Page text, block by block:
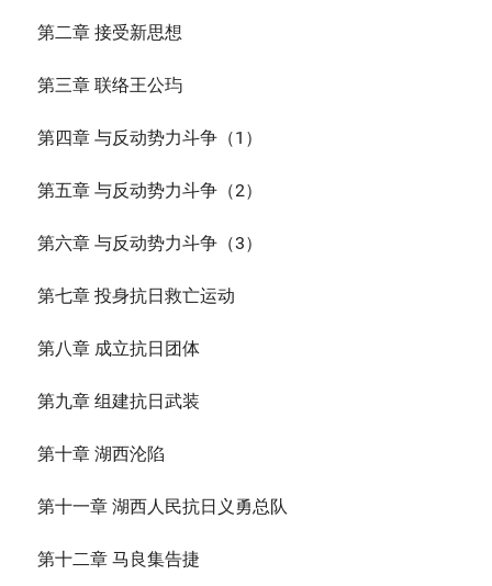
第二章 接受新思想
第三章 联络王公玙
第四章 与反动势力斗争（1）
第五章 与反动势力斗争（2）
第六章 与反动势力斗争（3）
第七章 投身抗日救亡运动
第八章 成立抗日团体
第九章 组建抗日武装
第十章 湖西沦陷
第十一章 湖西人民抗日义勇总队
第十二章 马良集告捷